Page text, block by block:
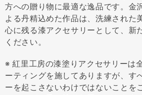
方への贈り物に最適な逸品です。金
よる丹精込めた作品は、洗練された
心に残る漆アクセサリーとして、新
ください。
※ 紅里工房の漆塗りアクセサリーは
ーティングを施してありますが、す
ーを起こさないわけではないことを